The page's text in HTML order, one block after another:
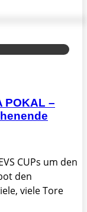
POKAL –
CUPs um den
den
viele Tore